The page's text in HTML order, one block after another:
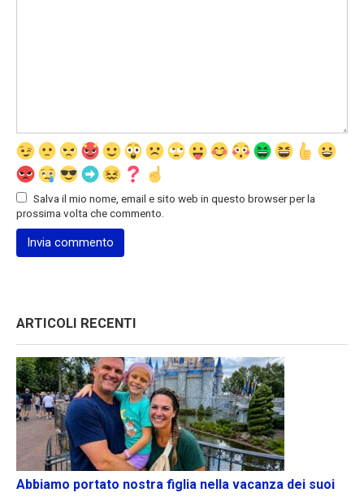
Salva il mio nome, email e sito web in questo browser per la
prossima volta che commento.
ARTICOLI RECENTI
Abbiamo portato nostra figlia nella vacanza dei suoi